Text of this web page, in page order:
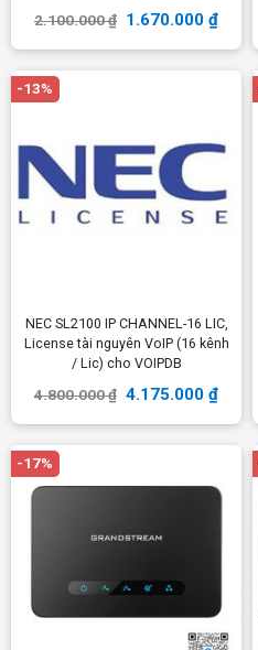
2.100.000₫ 1.670.000₫
-13%
NEC SL2100 IP CHANNEL-16 LIC,
License tài nguyên VoIP (16 kênh
/ Lic) cho VOIPDB
4.800.000₫ 4.175.000₫
-17%